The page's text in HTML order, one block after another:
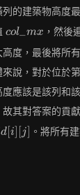
的建築物高度
col\_mx
col_mx ，然後
度，最後將所
說，對於位於第
應該是該列和
其對答案的貢
d[i] [j] 。將所有